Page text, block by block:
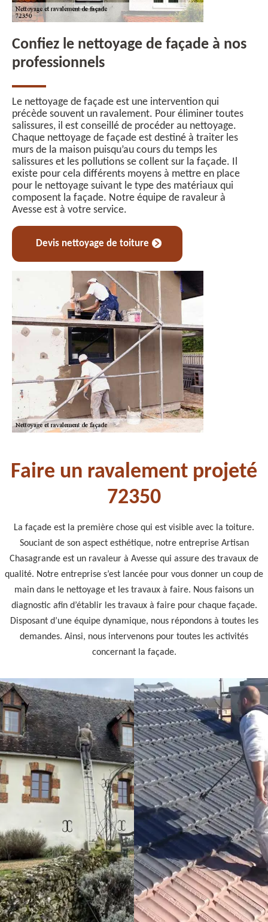
Confiez le nettoyage de façade à nos
professionnels
Le nettoyage de façade est une intervention qui
précède souvent un ravalement. Pour éliminer toutes
salissures, il est conseillé de procéder au nettoyage.
Chaque nettoyage de façade est destiné à traiter les
murs de la maison puisqu’au cours du temps les
salissures et les pollutions se collent sur la façade. Il
existe pour cela différents moyens à mettre en place
pour le nettoyage suivant le type des matériaux qui
composent la façade. Notre équipe de ravaleur à
Avesse est à votre service.
Devis nettoyage de toiture
Faire un ravalement projeté
72350
La façade est la première chose qui est visible avec la toiture.
Souciant de son aspect esthétique, notre entreprise Artisan
Chasagrande est un ravaleur à Avesse qui assure des travaux de
qualité. Notre entreprise s’est lancée pour vous donner un coup de
main dans le nettoyage et les travaux à faire. Nous faisons un
diagnostic afin d’établir les travaux à faire pour chaque façade.
Disposant d’une équipe dynamique, nous répondons à toutes les
demandes. Ainsi, nous intervenons pour toutes les activités
concernant la façade.